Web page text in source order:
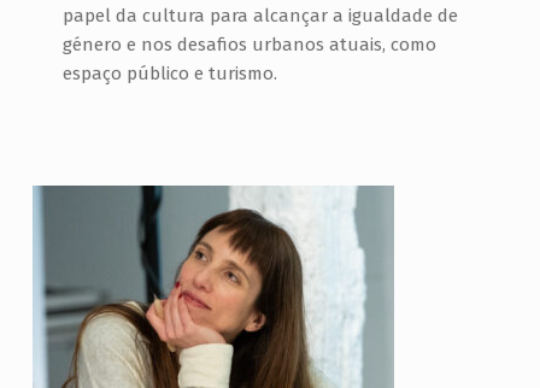
papel da cultura para alcançar a igualdade de
género e nos desafios urbanos atuais, como
espaço público e turismo.